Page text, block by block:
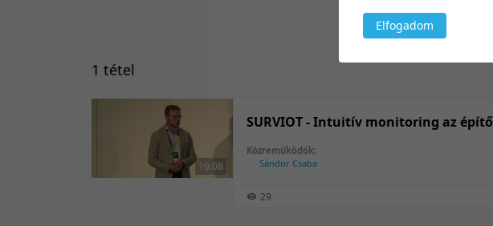
1 tétel
19:08
SURVIOT - Intuitív monitoring az
Közreműködők:
Sándor Csaba
29
Elfogadom